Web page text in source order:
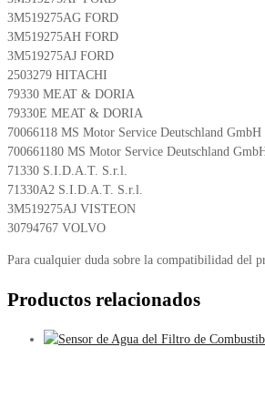
3M519275AG FORD
3M519275AH FORD
3M519275AJ FORD
2503279 HITACHI
79330 MEAT & DORIA
79330E MEAT & DORIA
70066118 MS Motor Service Deutschland GmbH
700661180 MS Motor Service Deutschland
71330 S.I.D.A.T. S.r.l.
71330A2 S.I.D.A.T. S.r.l.
3M519275AJ VISTEON
30794767 VOLVO
Para cualquier duda sobre la compatibilidad del
Productos relacionados